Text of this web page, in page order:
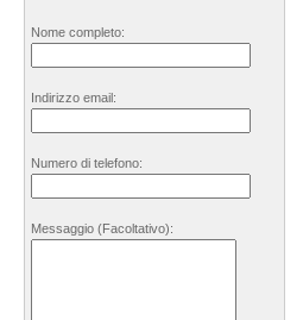
Nome completo:
Indirizzo email:
Numero di telefono:
Messaggio (Facoltativo):